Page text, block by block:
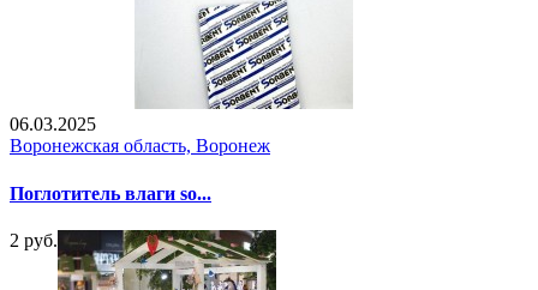
06.03.2025
Воронежская область, Воронеж
Поглотитель влаги so...
2 руб.